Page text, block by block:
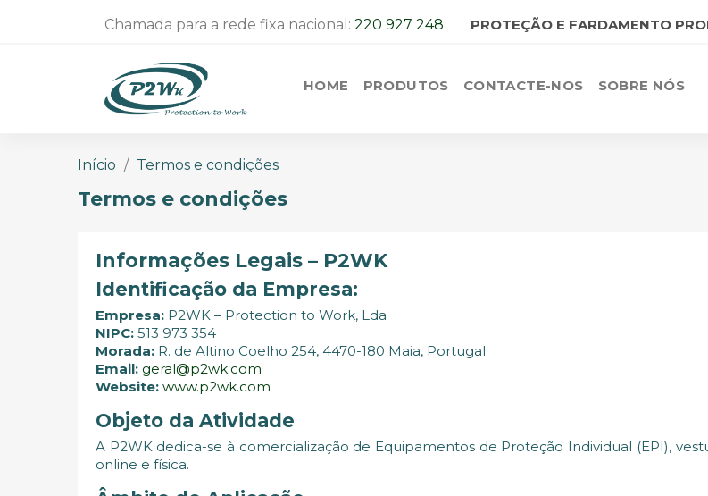
Chamada para a rede fixa nacional: 220 927 248 PROTEÇÃO E FARDAMENTO
HOME PRODUTOS CONTACTE-NOS SOBRE NÓS
Início Termos e condições
Termos e condições
Informações Legais – P2WK
Identificação da Empresa:
Empresa: P2WK – Protection to Work, Lda
NIPC: 513 973 354
Morada: R. de Altino Coelho 254, 4470-180 Maia, Portugal
Email: geral@p2wk.com
Website: www.p2wk.com
Objeto da Atividade
A P2WK dedica-se à comercialização de Equipamentos de Proteção Individual (EPI),
online e física.